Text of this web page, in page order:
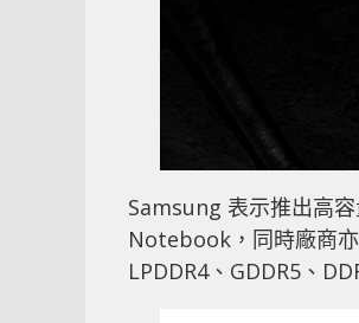
Samsung 表示推出高
Notebook，同時廠商
LPDDR4、GDDR5、